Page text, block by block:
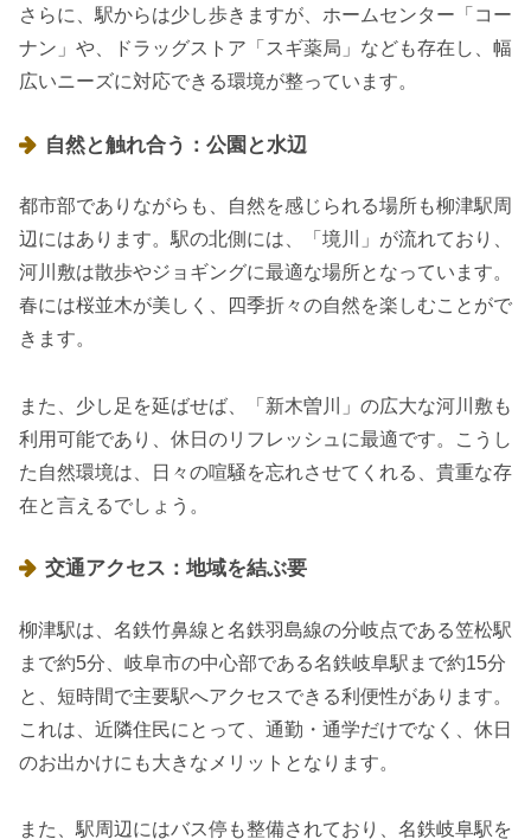
さらに、駅からは少し歩きますが、ホームセンター「コー
ナン」や、ドラッグストア「スギ薬局」なども存在し、幅
広いニーズに対応できる環境が整っています。
自然と触れ合う：公園と水辺
都市部でありながらも、自然を感じられる場所も柳津駅周
辺にはあります。駅の北側には、「境川」が流れており、
河川敷は散歩やジョギングに最適な場所となっています。
春には桜並木が美しく、四季折々の自然を楽しむことがで
きます。
また、少し足を延ばせば、「新木曽川」の広大な河川敷も
利用可能であり、休日のリフレッシュに最適です。こうし
た自然環境は、日々の喧騒を忘れさせてくれる、貴重な存
在と言えるでしょう。
交通アクセス：地域を結ぶ要
柳津駅は、名鉄竹鼻線と名鉄羽島線の分岐点である笠松駅
まで約5分、岐阜市の中心部である名鉄岐阜駅まで約15分
と、短時間で主要駅へアクセスできる利便性があります。
これは、近隣住民にとって、通勤・通学だけでなく、休日
のお出かけにも大きなメリットとなります。
また、駅周辺にはバス停も整備されており、名鉄岐阜駅を